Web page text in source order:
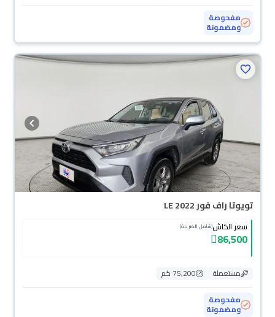
مفحوصة
ومضمونة
تويوتا راف فور LE 2022
سعر الكاش(شامل الضريبة)
86,500
مستعملة
75,200 كم
مفحوصة
ومضمونة